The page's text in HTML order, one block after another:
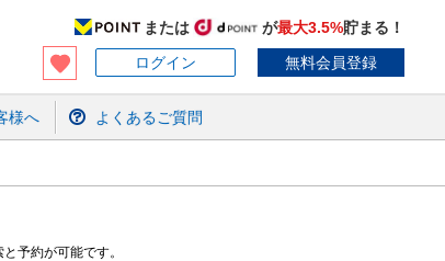
または が最大3.5%貯まる！
ログイン
無料会員登録
様へ よくあるご質問
予約が可能です。